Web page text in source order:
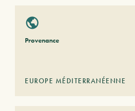
Provenance
EUROPE MÉDITERRANÉENNE